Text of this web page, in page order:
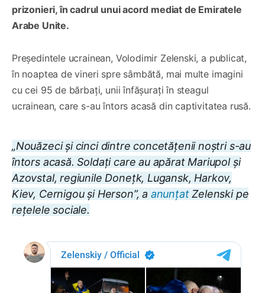
prizonieri, în cadrul unui acord mediat de Emiratele
Arabe Unite.
Președintele ucrainean, Volodimir Zelenski, a publicat,
în noaptea de vineri spre sâmbătă, mai multe imagini
cu cei 95 de bărbați, unii înfășurați în steagul
ucrainean, care s-au întors acasă din captivitatea rusă.
„Nouăzeci și cinci dintre concetățenii noștri s-au
întors acasă. Soldați care au apărat Mariupol și
Azovstal, regiunile Donețk, Lugansk, Harkov,
Kiev, Cernigou și Herson”, a anunțatZelenski pe
rețelele sociale.